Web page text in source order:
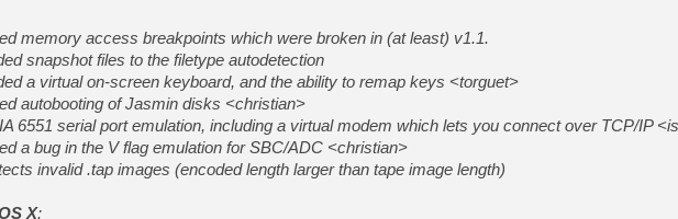
[LS] [PS5] ps5-y2jb-
[GK] Pourquoi Marvel
[GK] Test : Restory : Chill
[GK] GTA 6 : Rockstar
[GK] Hot Wheels Infinite
[GK] Mémoire cash -
[GK] Résultats Nintendo :
[GK] Déjà des
memory access breakpoints which were broken in (at least) v1.1.
snapshot files to the filetype autodetection
a virtual on-screen keyboard, and the ability to remap keys <torguet>
autobooting of Jasmin disks <christian>
6551 serial port emulation, including a virtual modem which lets you connect over TCP/IP
a bug in the V flag emulation for SBC/ADC <christian>
invalid .tap images (encoded length larger than tape image length)
X: